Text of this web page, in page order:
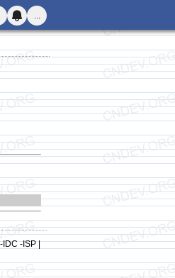
...
IDC -ISP |